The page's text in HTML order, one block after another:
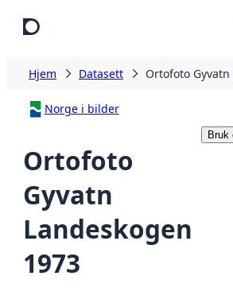
Hjem Datasett Ortofoto
Norge i bilder
Ortofoto
Gyvatn
Landeskogen
1973
Bruk